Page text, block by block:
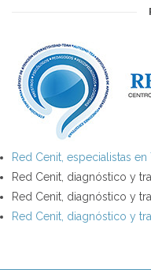
Red Cenit, especialistas
Red Cenit, diagnóstico y
Red Cenit, diagnóstico y
Red Cenit, diagnóstico y